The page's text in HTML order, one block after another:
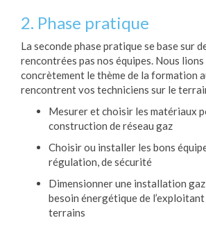
2. Phase pratique
La seconde phase pratique se base sur
rencontrées pas nos équipes. Nous
concrètement le thème de la formation
rencontrent vos techniciens sur le
Mesurer et choisir les matériaux
construction de réseau gaz
Choisir ou installer les bons
régulation, de sécurité
Dimensionner une installation
besoin énergétique de
terrains